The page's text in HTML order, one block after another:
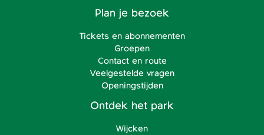
Plan je bezoek
Tickets en abonnementen
Groepen
Contact en route
Veelgestelde vragen
Openingstijden
Ontdek het park
Wijcken